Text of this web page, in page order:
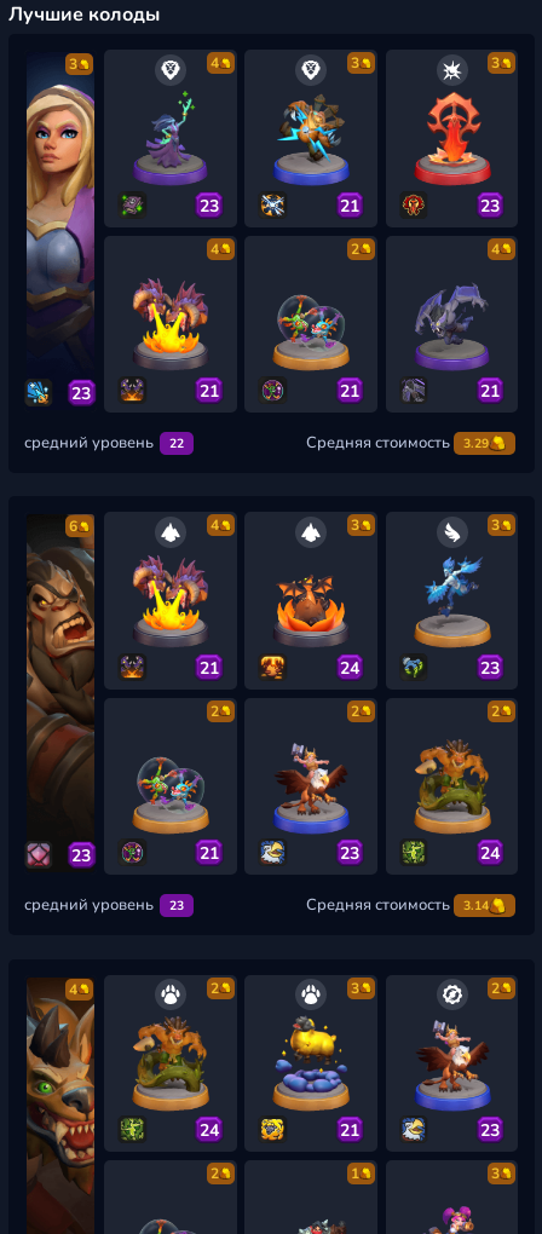
Лучшие колоды
3
23
4
23
3
21
3
23
4
21
2
21
4
21
средний уровень 22 Средняя стоимость 3.29
6
23
4
21
3
24
3
23
2
21
2
23
2
24
средний уровень 23 Средняя стоимость 3.14
4 2
24
3
21
2
23
2 1 3